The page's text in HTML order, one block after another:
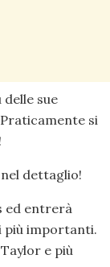
sue
si
dettaglio!
ed entrerà
più importanti.
e più